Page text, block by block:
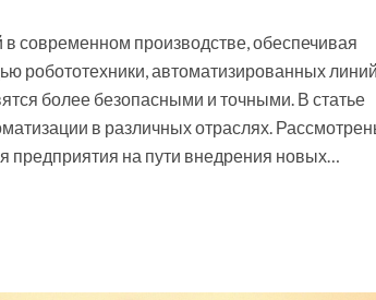
современном производстве, обеспечивая
робототехники, автоматизированных
более безопасными и точными. В статье
в различных отраслях.
предприятия на пути внедрения новых